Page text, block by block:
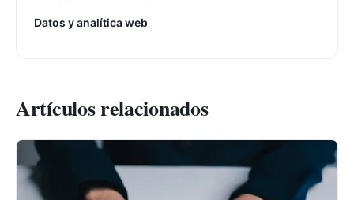
Datos y analítica web
Artículos relacionados